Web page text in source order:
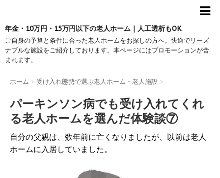
年金・10万円・15万円以下の老人ホーム｜人工透析もOK
ご自身の予算と条件に合った老人ホームをお探しの方へ。快適でリーズ
ナブルな施設をご紹介しております。本ページにはプロモーションが含
まれます。
ホーム > 受け入れ態勢で選ぶ老人ホーム・老人施設 >
パーキンソン病でも受け入れてくれ
る老人ホームを選んだ体験談⑦
自分の父親は、数年前に亡くなりましたが、以前は老人
ホームに入居していました。